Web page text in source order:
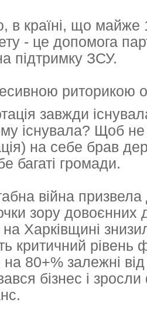
в країні, що майже
- це допомога
підтримку ЗСУ.
риторикою
завжди
існувала? Щоб
на себе брав
багаті громади.
війна призвела
зору
Харківщині
критичний
80+% залежні
бізнес і